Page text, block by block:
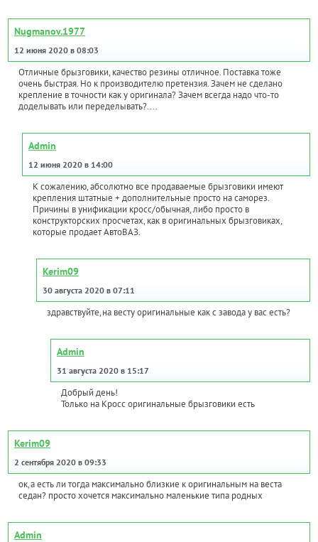
Nugmanov.1977
12 июня 2020 в 08:03
Отличные брызговики, качество резины отличное. Поставка тоже
очень быстрая. Но к производителю претензия. Зачем не сделано
крепление в точности как у оригинала? Зачем всегда надо что-то
доделывать или переделывать?....
Admin
12 июня 2020 в 14:00
К сожалению, абсолютно все продаваемые брызговики имеют
крепления штатные + дополнительные просто на саморез.
Причины в унификации кросс/обычная, либо просто в
конструкторских просчетах, как в оригинальных брызговиках,
которые продает АвтоВАЗ.
Kerim09
30 августа 2020 в 07:11
здравствуйте,на весту оригинальные как с завода у вас есть?
Admin
31 августа 2020 в 15:17
Добрый день!
Только на Кросс оригинальные брызговики есть
Kerim09
2 сентября 2020 в 09:33
ок,а есть ли тогда максимально близкие к оригинальным на веста
седан? просто хочется максимально маленькие типа родных
Admin